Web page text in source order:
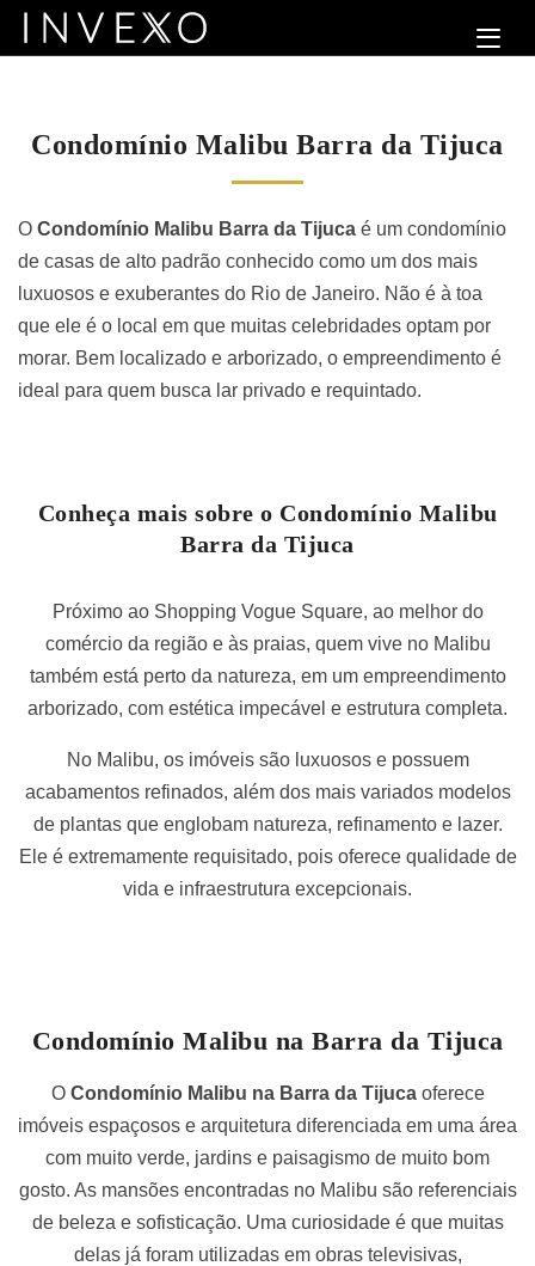
Condomínio Malibu Barra da Tijuca
O Condomínio Malibu Barra da Tijuca é um condomínio
de casas de alto padrão conhecido como um dos mais
luxuosos e exuberantes do Rio de Janeiro. Não é à toa
que ele é o local em que muitas celebridades optam por
morar. Bem localizado e arborizado, o empreendimento é
ideal para quem busca lar privado e requintado.
Conheça mais sobre o Condomínio Malibu
Barra da Tijuca
Próximo ao Shopping Vogue Square, ao melhor do
comércio da região e às praias, quem vive no Malibu
também está perto da natureza, em um empreendimento
arborizado, com estética impecável e estrutura completa.
No Malibu, os imóveis são luxuosos e possuem
acabamentos refinados, além dos mais variados modelos
de plantas que englobam natureza, refinamento e lazer.
Ele é extremamente requisitado, pois oferece qualidade de
vida e infraestrutura excepcionais.
Condomínio Malibu na Barra da Tijuca
O Condomínio Malibu na Barra da Tijucaoferece
imóveis espaçosos e arquitetura diferenciada em uma área
com muito verde, jardins e paisagismo de muito bom
gosto. As mansões encontradas no Malibu são referenciais
de beleza e sofisticação. Uma curiosidade é que muitas
delas já foram utilizadas em obras televisivas,